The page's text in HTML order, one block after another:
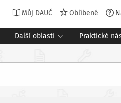
Můj DAUČ Oblíbené
Další oblasti Praktické